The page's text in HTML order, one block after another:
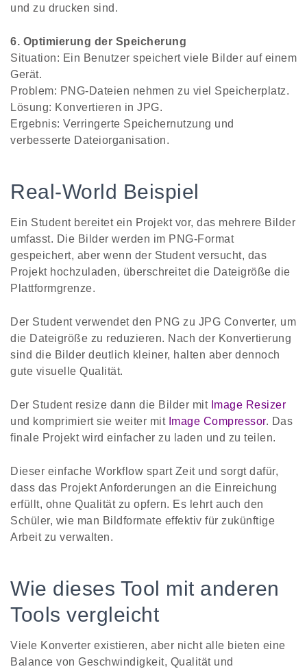
und zu drucken sind.
6. Optimierung der Speicherung
Situation: Ein Benutzer speichert viele Bilder auf einem
Gerät.
Problem: PNG-Dateien nehmen zu viel Speicherplatz.
Lösung: Konvertieren in JPG.
Ergebnis: Verringerte Speichernutzung und
verbesserte Dateiorganisation.
Real-World Beispiel
Ein Student bereitet ein Projekt vor, das mehrere Bilder
umfasst. Die Bilder werden im PNG-Format
gespeichert, aber wenn der Student versucht, das
Projekt hochzuladen, überschreitet die Dateigröße die
Plattformgrenze.
Der Student verwendet den PNG zu JPG Converter, um
die Dateigröße zu reduzieren. Nach der Konvertierung
sind die Bilder deutlich kleiner, halten aber dennoch
gute visuelle Qualität.
Der Student resize dann die Bilder mit Image Resizer
und komprimiert sie weiter mit Image Compressor. Das
finale Projekt wird einfacher zu laden und zu teilen.
Dieser einfache Workflow spart Zeit und sorgt dafür,
dass das Projekt Anforderungen an die Einreichung
erfüllt, ohne Qualität zu opfern. Es lehrt auch den
Schüler, wie man Bildformate effektiv für zukünftige
Arbeit zu verwalten.
Wie dieses Tool mit anderen
Tools vergleicht
Viele Konverter existieren, aber nicht alle bieten eine
Balance von Geschwindigkeit, Qualität und